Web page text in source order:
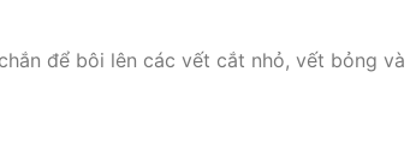
để bôi lên các vết cắt nhỏ, vết bỏng và